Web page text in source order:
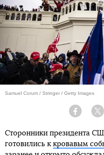
Samuel Corum / Stringer / Getty Images
Facebook
Сторонники президента
готовились к кровавым